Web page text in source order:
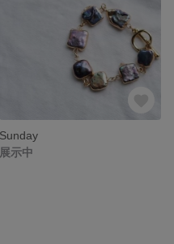
Sunday
展示中